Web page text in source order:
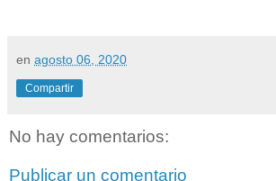
en agosto 06, 2020
Compartir
No hay comentarios:
Publicar un comentario